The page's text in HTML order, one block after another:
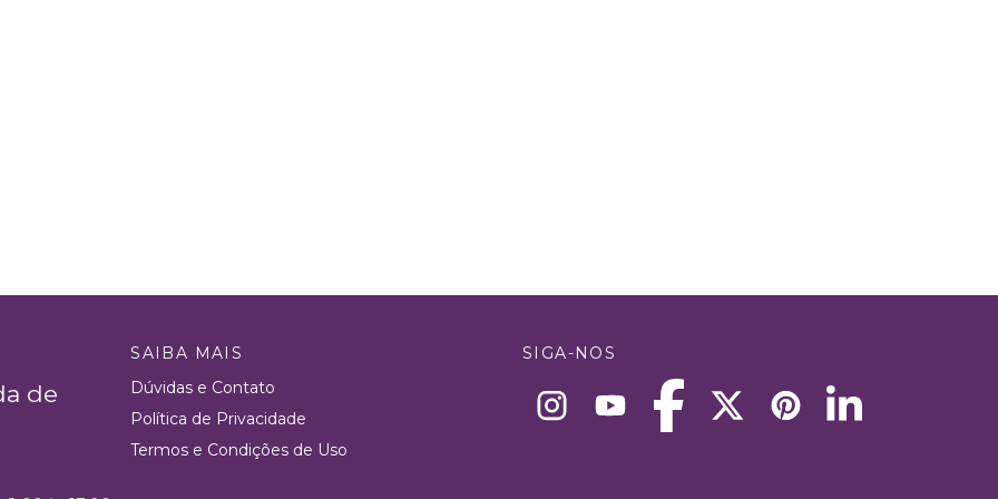
de
SAIBA MAIS
Dúvidas e Contato
Política de Privacidade
Termos e Condições de Uso
SIGA-NOS